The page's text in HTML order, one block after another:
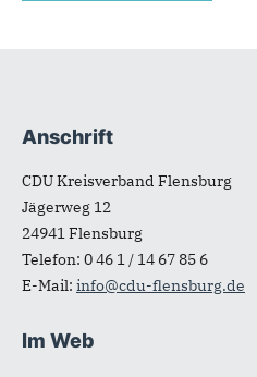
Fußbereich
Anschrift
CDU Kreisverband Flensburg
Jägerweg 12
24941Flensburg
Telefon: 0 46 1 / 14 67 85 6
E-Mail: info@cdu-flensburg.de
Im Web